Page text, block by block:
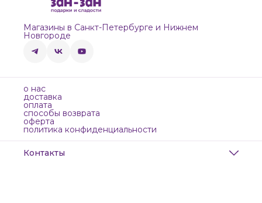
Магазины в Санкт-Петербурге и Нижнем
Новгороде
о нас
доставка
оплата
способы возврата
оферта
политика конфиденциальности
Контакты